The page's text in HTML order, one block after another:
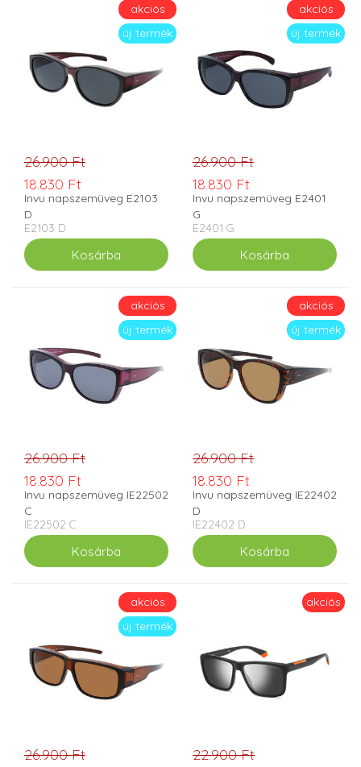
akciós
új termék
26.900 Ft
18.830 Ft
Invu napszemüveg E2103
D
E2103 D
akciós
új termék
26.900 Ft
18.830 Ft
Invu napszemüveg E2401
G
E2401 G
akciós
új termék
26.900 Ft
18.830 Ft
Invu napszemüveg IE22502
C
IE22502 C
akciós
új termék
26.900 Ft
18.830 Ft
Invu napszemüveg IE22402
D
IE22402 D
akciós
új termék
26.900 Ft
akciós
22.900 Ft